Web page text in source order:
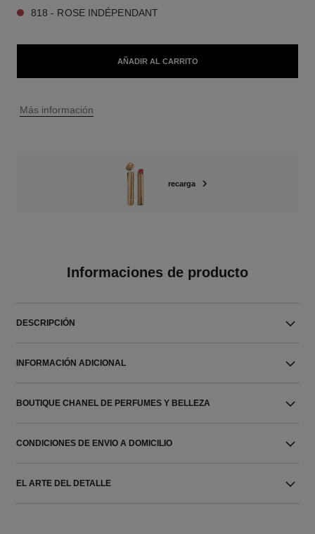
818 - ROSE INDÉPENDANT
AÑADIR AL CARRITO
↩
Más información
recarga
Informaciones de producto
DESCRIPCIÓN
INFORMACIÓN ADICIONAL
BOUTIQUE CHANEL DE PERFUMES Y BELLEZA
CONDICIONES DE ENVIO A DOMICILIO
EL ARTE DEL DETALLE